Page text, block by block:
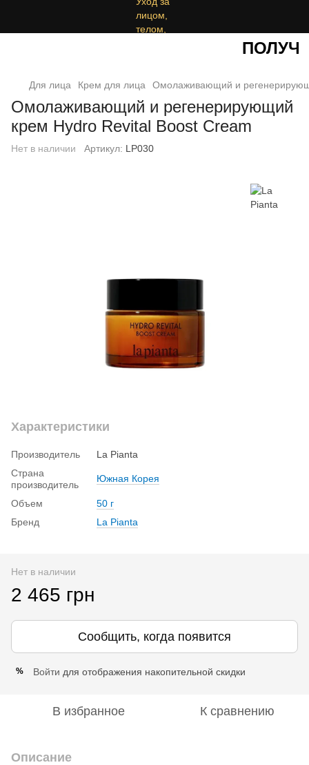
Для лица Крем для лица Омолаживающий и
Омолаживающий и регенерирующий
крем Hydro Revital Boost Cream
Нет в наличии Артикул: LP030
Характеристики
Производитель
La Pianta
Страна
производитель
Южная Корея
Объем
50 г
Бренд
La Pianta
Нет в наличии
2 465 грн
Сообщить, когда появится
% Войти для отображения накопительной скидки
В избранное К сравнению
Описание